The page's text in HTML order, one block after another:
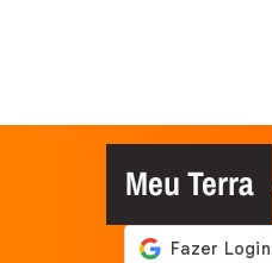
Meu Terra